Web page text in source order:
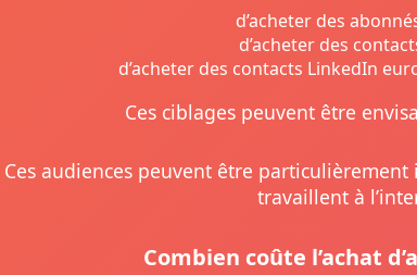
d’acheter des
d’acheter des
d’acheter des contacts LinkedIn
Ces ciblages peuvent être
Ces audiences peuvent être
travaillent à
Combien coûte l’achat